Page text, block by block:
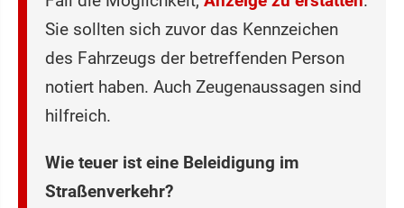
Sie sollten sich zuvor das Kennzeichen
des Fahrzeugs der betreffenden Person
notiert haben. Auch Zeugenaussagen sind
hilfreich.
Wie teuer ist eine Beleidigung im
Straßenverkehr?